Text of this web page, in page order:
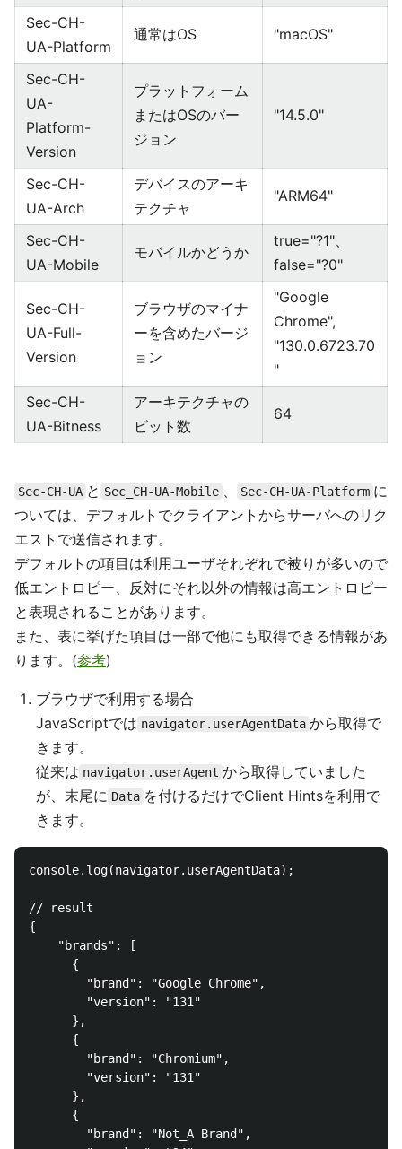
Sec-CH-
UA-Platform
通常はOS "macOS"
Sec-CH-
UA-
Platform-
Version
プラットフォーム
またはOSのバー
ジョン
"14.5.0"
Sec-CH-
UA-Arch
デバイスのアーキ
テクチャ
"ARM64"
Sec-CH-
UA-Mobile
モバイルかどうか
true="?1"、
false="?0"
Sec-CH-
UA-Full-
Version
ブラウザのマイナ
ーを含めたバージ
ョン
"Google
Chrome",
"130.0.6723.70
"
Sec-CH-
UA-Bitness
アーキテクチャの
ビット数
64
Sec-CH-UA と Sec_CH-UA-Mobile 、 Sec-CH-UA-Platform に
ついては、デフォルトでクライアントからサーバへのリク
エストで送信されます。
デフォルトの項目は利用ユーザそれぞれで被りが多いので
低エントロピー、反対にそれ以外の情報は高エントロピー
と表現されることがあります。
また、表に挙げた項目は一部で他にも取得できる情報があ
ります。(参考)
ブラウザで利用する場合
JavaScriptでは navigator.userAgentData から取得で
きます。
従来は navigator.userAgent から取得していました
が、末尾に Data を付けるだけでClient Hintsを利用で
きます。
console.log(navigator.userAgentData);
// result
{
    "brands": [
      {
        "brand": "Google Chrome",
        "version": "131"
      },
      {
        "brand": "Chromium",
        "version": "131"
      },
      {
        "brand": "Not_A Brand",